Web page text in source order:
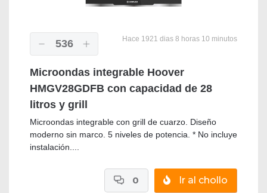
536 Hace 1921 dias 8 horas 10 minutos
Microondas integrable Hoover
HMGV28GDFB con capacidad de 28
litros y grill
Microondas integrable con grill de cuarzo. Diseño
moderno sin marco. 5 niveles de potencia. * No incluye
instalación....
Ir al chollo
0